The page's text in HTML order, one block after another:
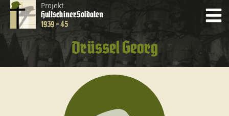
Projekt
HultschinerSoldaten
1939 - 45
Drüssel Georg